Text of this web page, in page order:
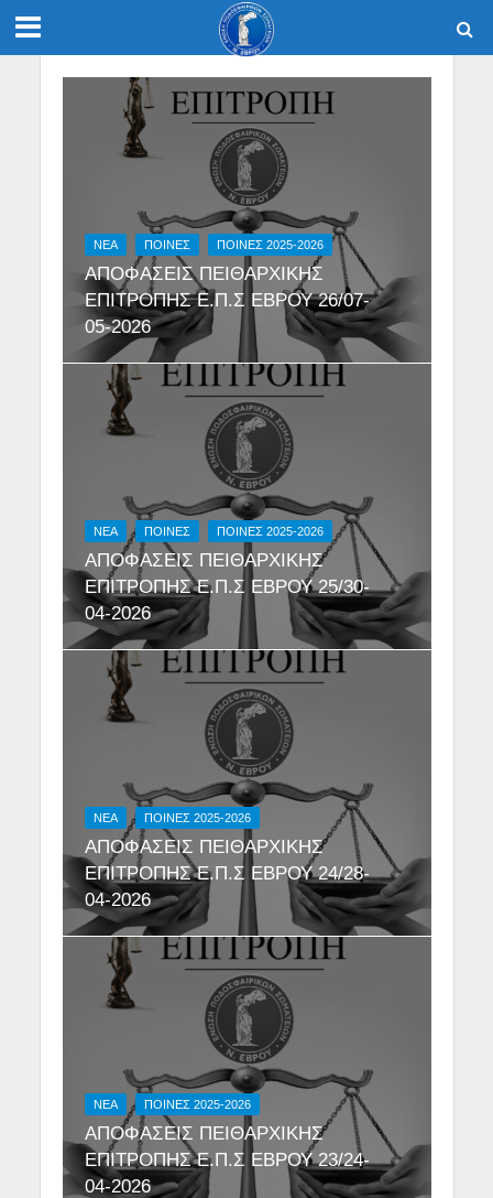
NEA ΠΟΙΝΕΣ ΠΟΙΝΕΣ 2025-2026
ΑΠΟΦΑΣΕΙΣ ΠΕΙΘΑΡΧΙΚΗΣ
ΕΠΙΤΡΟΠΗΣ Ε.Π.Σ ΕΒΡΟΥ 26/07-
05-2026
NEA ΠΟΙΝΕΣ ΠΟΙΝΕΣ 2025-2026
ΑΠΟΦΑΣΕΙΣ ΠΕΙΘΑΡΧΙΚΗΣ
ΕΠΙΤΡΟΠΗΣ Ε.Π.Σ ΕΒΡΟΥ 25/30-
04-2026
NEA ΠΟΙΝΕΣ 2025-2026
ΑΠΟΦΑΣΕΙΣ ΠΕΙΘΑΡΧΙΚΗΣ
ΕΠΙΤΡΟΠΗΣ Ε.Π.Σ ΕΒΡΟΥ 24/28-
04-2026
NEA ΠΟΙΝΕΣ 2025-2026
ΑΠΟΦΑΣΕΙΣ ΠΕΙΘΑΡΧΙΚΗΣ
ΕΠΙΤΡΟΠΗΣ Ε.Π.Σ ΕΒΡΟΥ 23/24-
04-2026